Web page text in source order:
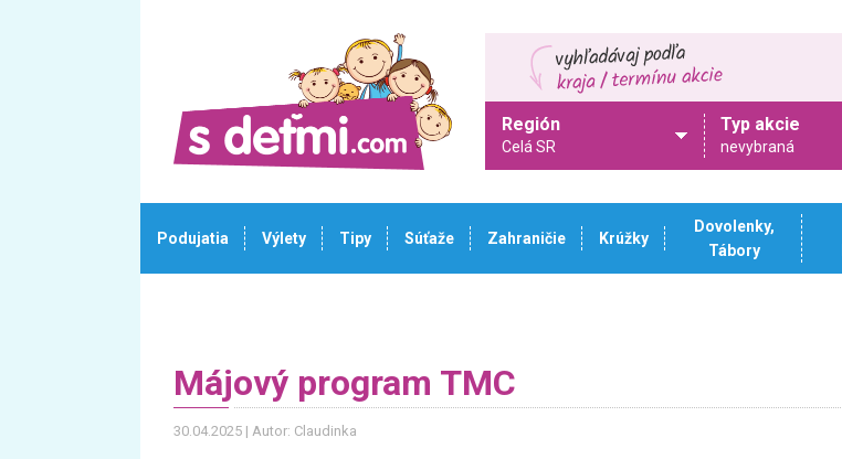
Región
Celá SR
Typ akcie
nevybraná
Podujatia Výlety Tipy Súťaže Zahraničie Krúžky
Dovolenky,
Tábory
Májový program TMC
30.04.2025 Autor: Claudinka